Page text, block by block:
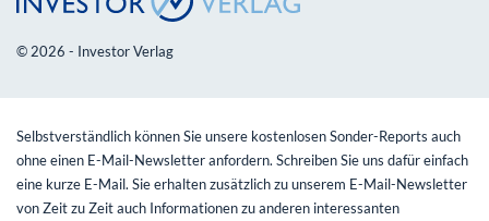
© 2026 - Investor Verlag
Selbstverständlich können Sie unsere kostenlosen Sonder-Reports auch
ohne einen E-Mail-Newsletter anfordern. Schreiben Sie uns dafür einfach
eine kurze E-Mail. Sie erhalten zusätzlich zu unserem E-Mail-Newsletter
von Zeit zu Zeit auch Informationen zu anderen interessanten